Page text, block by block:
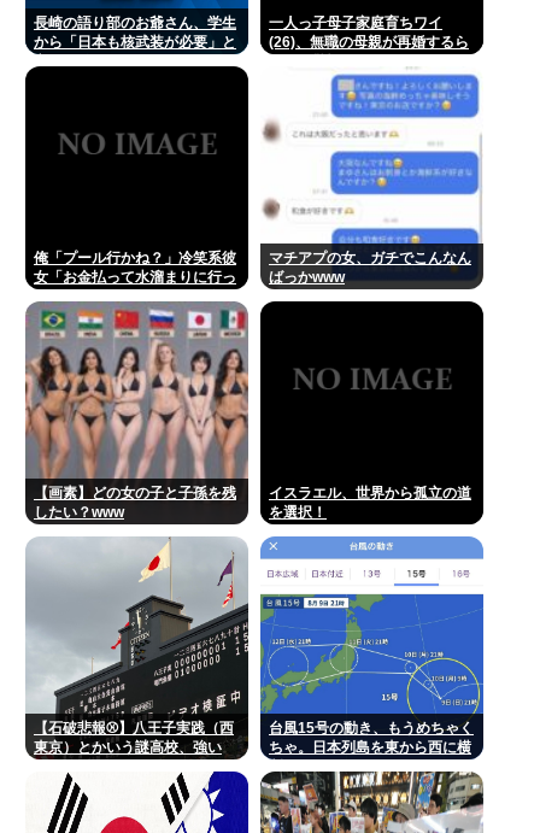
長崎の語り部のお爺さん、学生
から「日本も核武装が必要」と
一人っ子母子家庭育ちワイ
(26)、無職の母親が再婚するら
俺「プール行かね？」冷笑系彼
女「お金払って水溜まりに行っ
付き合ってられる？？
マチアプの女、ガチでこんなん
ばっかwww
【画素】どの女の子と子孫を残
したい？www
イスラエル、世界から孤立の道
を選択！
【石破悲報⚾】八王子実践（西
東京）とかいう謎高校、強い
台風15号の動き、もうめちゃく
ちゃ。日本列島を東から西に横